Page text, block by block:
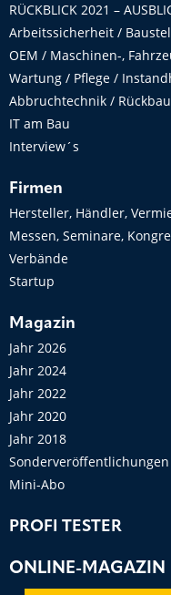
RÜCKBLICK 2021 –
Arbeitssicherheit /
OEM / Maschinen-,
Wartung / Pflege /
Abbruchtechnik /
IT am Bau
Interview´s
Firmen
Hersteller, Händler,
Messen, Seminare,
Verbände
Startup
Magazin
Jahr 2026
Jahr 2024
Jahr 2022
Jahr 2020
Jahr 2018
Sonderveröffentlichungen
Mini-Abo
PROFI TESTER
ONLINE-MAGAZIN